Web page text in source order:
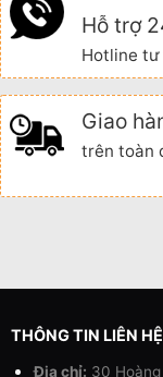
Hỗ trợ
Hotline tư
Giao
trên toàn
THÔNG TIN LIÊN HỆ
Địa chỉ: 30 Hoàng